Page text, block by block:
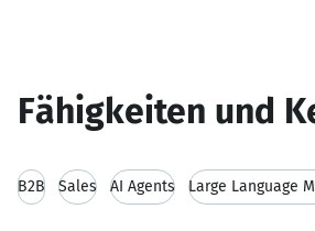
Fähigkeiten und
B2B Sales AI Agents Large Language